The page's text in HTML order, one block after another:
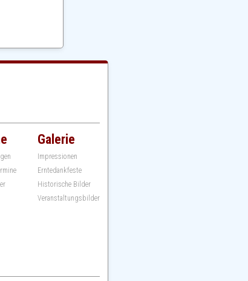
Galerie
Impressionen
Erntedankfeste
Historische Bilder
Veranstaltungsbilder